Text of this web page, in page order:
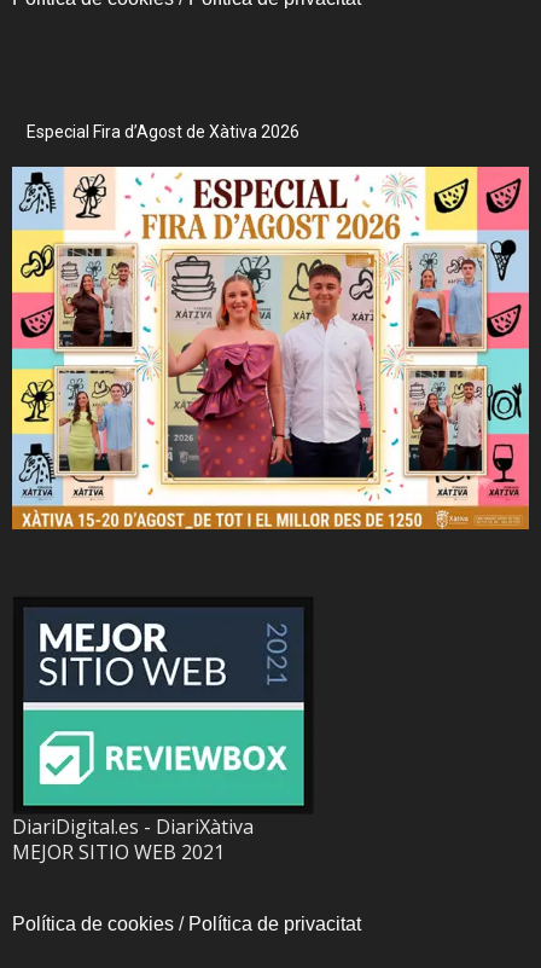
Especial Fira d’Agost de Xàtiva 2026
DiariDigital.es - DiariXàtiva
MEJOR SITIO WEB 2021
Política de cookies / Política de privacitat